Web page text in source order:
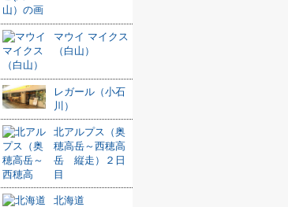
マウイ マイクス
（白山）
レガール（小石
川）
北アルプス（奥
穂高岳～西穂高
岳 縦走）２日
目
北海道